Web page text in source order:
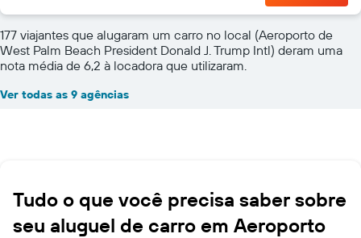
177 viajantes que alugaram um carro no local (Aeroporto de
West Palm Beach President Donald J. Trump Intl) deram uma
nota média de 6,2 à locadora que utilizaram.
Ver todas as 9 agências
Tudo o que você precisa saber sobre
seu aluguel de carro em Aeroporto